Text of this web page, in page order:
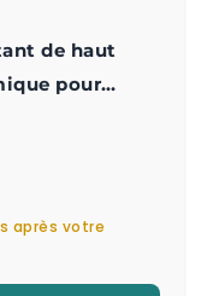
de haut
pour
après votre